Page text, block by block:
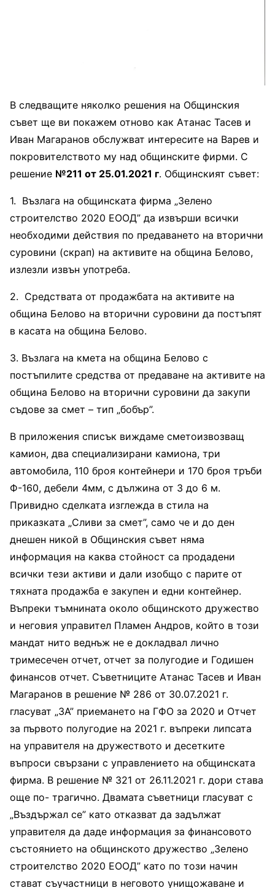
В следващите няколко решения на Общинския
съвет ще ви покажем отново как Атанас Тасев и
Иван Магаранов обслужват интересите на Варев и
покровителството му над общинските фирми. С
решение №211 от 25.01.2021 г. Общинският съвет:
1. Възлага на общинската фирма „Зелено
строителство 2020 ЕООД” да извърши всички
необходими действия по предаването на вторични
суровини (скрап) на активите на община Белово,
излезли извън употреба.
2. Средствата от продажбата на активите на
община Белово на вторични суровини да постъпят
в касата на община Белово.
3. Възлага на кмета на община Белово с
постъпилите средства от предаване на активите на
община Белово на вторични суровини да закупи
съдове за смет – тип „бобър”.
В приложения списък виждаме сметоизвозващ
камион, два специализирани камиона, три
автомобила, 110 броя контейнери и 170 броя тръби
Ф-160, дебели 4мм, с дължина от 3 до 6 м.
Привидно сделката изглежда в стила на
приказката „Сливи за смет”, само че и до ден
днешен никой в Общинския съвет няма
информация на каква стойност са продадени
всички тези активи и дали изобщо с парите от
тяхната продажба е закупен и едни контейнер.
Въпреки тъмнината около общинското дружество
и неговия управител Пламен Андров, който в този
мандат нито веднъж не е докладвал лично
тримесечен отчет, отчет за полугодие и Годишен
финансов отчет. Съветниците Атанас Тасев и Иван
Магаранов в решение № 286 от 30.07.2021 г.
гласуват „ЗА” приемането на ГФО за 2020 и Отчет
за първото полугодие на 2021 г. въпреки липсата
на управителя на дружеството и десетките
въпроси свързани с управлението на общинската
фирма. В решение № 321 от 26.11.2021 г. дори става
още по- трагично. Двамата съветници гласуват с
„Въздържал се” като отказват да задължат
управителя да даде информация за финансовото
състоянието на общинското дружество „Зелено
строителство 2020 ЕООД” като по този начин
стават съучастници в неговото унищожаване и